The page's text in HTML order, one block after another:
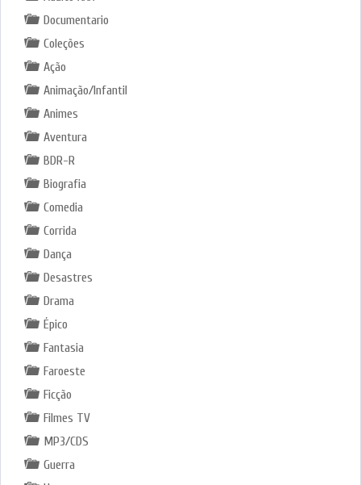
Documentario
Coleções
Ação
Animação/Infantil
Animes
Aventura
BDR-R
Biografia
Comedia
Corrida
Dança
Desastres
Drama
Épico
Fantasia
Faroeste
Ficção
Filmes TV
MP3/CDS
Guerra